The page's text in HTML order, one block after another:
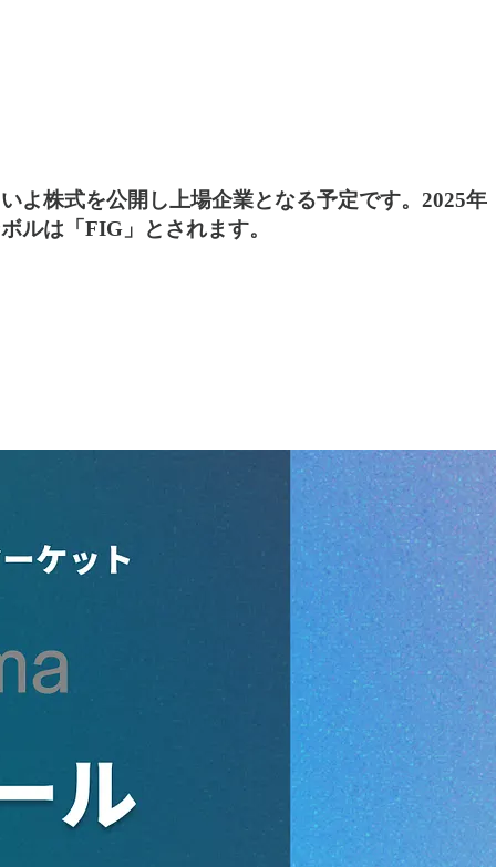
よ株式を公開し上場企業となる予定です。2025年
ルは「FIG」とされます。